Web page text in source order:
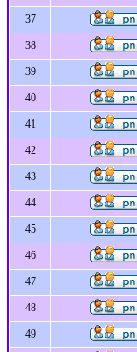
37
38
39
40
41
42
43
44
45
46
47
48
49